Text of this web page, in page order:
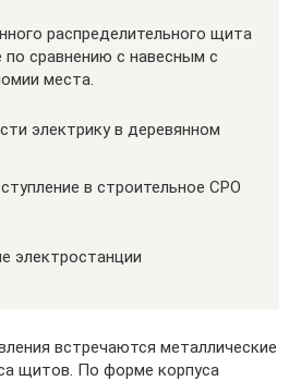
распределительного щита
по сравнению с навесным с
места.
электрику в деревянном
в строительное СРО
электростанции
встречаются металлические
щитов. По форме корпуса